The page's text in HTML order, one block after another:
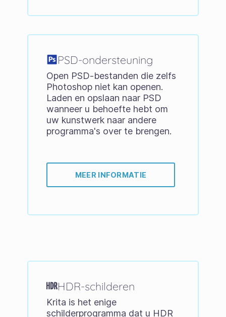
PSD-ondersteuning
Open PSD-bestanden die zelfs
Photoshop niet kan openen.
Laden en opslaan naar PSD
wanneer u behoefte hebt om
uw kunstwerk naar andere
programma's over te brengen.
MEER INFORMATIE
HDR-schilderen
Krita is het enige
schilderprogramma dat u HDR